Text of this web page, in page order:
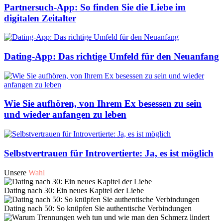
Partnersuch-App: So finden Sie die Liebe im
digitalen Zeitalter
Dating-App: Das richtige Umfeld für den Neuanfang
Wie Sie aufhören, von Ihrem Ex besessen zu sein
und wieder anfangen zu leben
Selbstvertrauen für Introvertierte: Ja, es ist möglich
Unsere Wahl
Dating nach 30: Ein neues Kapitel der Liebe
Dating nach 50: So knüpfen Sie authentische Verbindungen